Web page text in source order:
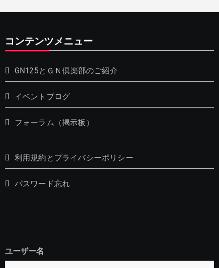
コンテンツメニュー
GN125とＧＮ倶楽部のご紹介
イベントブログ
フォーラム（掲示板）
利用規約とプライバシーポリシー
パスワード忘れ
ユーザー名